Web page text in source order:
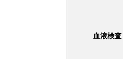
血液検査